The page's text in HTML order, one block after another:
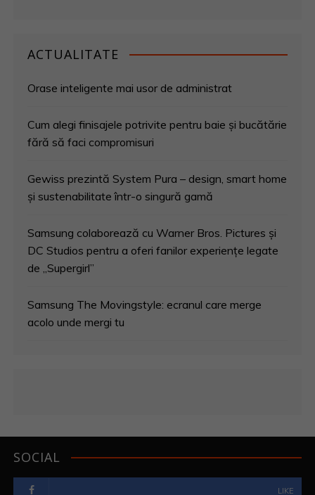
n
o
ACTUALITATE
Orase inteligente mai usor de administrat
Cum alegi finisajele potrivite pentru baie și bucătărie
fără să faci compromisuri
Gewiss prezintă System Pura – design, smart home
și sustenabilitate într-o singură gamă
Samsung colaborează cu Warner Bros. Pictures și
DC Studios pentru a oferi fanilor experiențe legate
de „Supergirl”
Samsung The Movingstyle: ecranul care merge
acolo unde mergi tu
SOCIAL
LIKE